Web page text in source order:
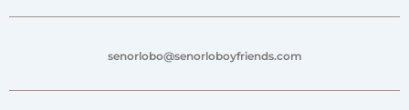
senorlobo@senorloboyfriends.com